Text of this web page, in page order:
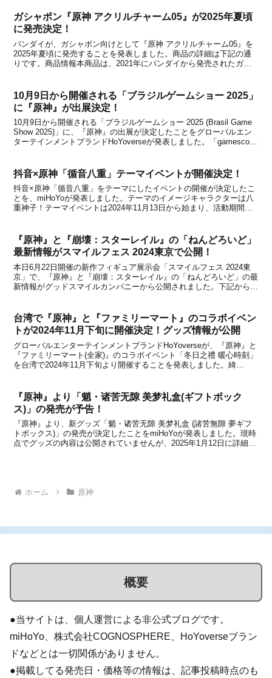
ガシャポン『原神 アクリルチャーム05』が2025年夏頃
に発売決定！
バンダイが、ガシャポン向けとして『原神 アクリルチャーム05』を
2025年夏頃に発売することを発表しました。商品の詳細は下記の通
りです。商品情報本商品は、2021年にバンダイから発売されたガシ
10月9日から開催される「ブラジルゲームショー 2025」
に『原神』が出展決定！
10月9日から開催される「ブラジルゲームショー 2025 (Brasil Game
Show 2025)」に、『原神』の出展が決定したことをグローバルエン
ターテインメントブランドHoYoverseが発表しました。「gamescom
抖音×原神「循音八重」テーマイベントが開催決定！
抖音×原神「循音八重」をテーマにしたイベントの開催が決定したこ
とを、miHoYoが発表しました。テーマのイメージキャラクターは八
重神子！テーマイベントは2024年11月13日から始まり、活動期間
『原神』と『崩壊：スターレイル』の「ねんどろいど」
最新情報がスマイルフェス 2024東京で公開！
本日6月22日開催の新作フィギュア展示会「スマイルフェス 2024東
京」で、『原神』と『崩壊：スターレイル』の「ねんどろいど」の最
新情報がグッドスマイルカンパニーから公開されました。下記から詳
台湾で『原神』と『ファミリーマート』のコラボイベン
トが2024年11月下旬に開催決定！グッズ情報が公開
グローバルエンターテインメントブランドHoYoverseが、『原神』と
『ファミリーマート(全家)』のコラボイベント「冬日之禮 暖心時刻」
を台湾で2024年11月下旬より開催することを発表しました。綺
『原神』より「魈・诸苦无隙 美梦礼盒(ギフトボック
ス)」の発売が予告！
『原神』より、新グッズ「魈・诸苦无隙 美梦礼盒 (諸苦無隙 夢ギフ
トボックス)」の発売が決定したことをmiHoYoが発表しました。現時
点でグッズの内容は公開されていませんが、2025年1月12日に詳細を
ホーム 原神
概要
●当サイトは、個人運営による非公式ブログです。
miHoYo、株式会社COGNOSPHERE、HoYoverseブラン
ドなどとは一切関係がありません。
●掲載してる発売日・価格等の情報は、記事投稿時点のも